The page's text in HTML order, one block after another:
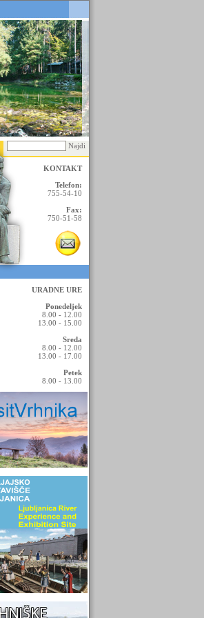
Najdi
KONTAKT
Telefon:
755-54-10
Fax:
750-51-58
URADNE URE
Ponedeljek
8.00 - 12.00
13.00 - 15.00
Sreda
8.00 - 12.00
13.00 - 17.00
Petek
8.00 - 13.00